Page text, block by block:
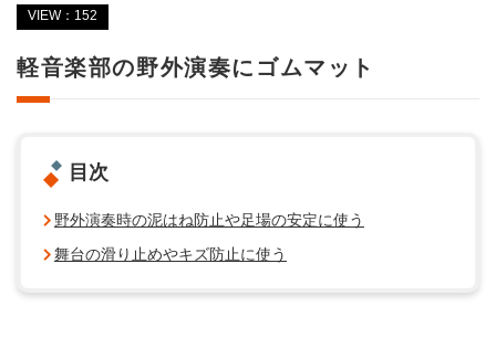
VIEW：152
軽音楽部の野外演奏にゴムマット
目次
野外演奏時の泥はね防止や足場の安定に使う
舞台の滑り止めやキズ防止に使う